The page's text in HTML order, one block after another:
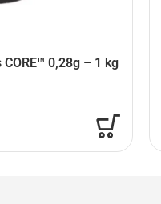
0,28g – 1 kg